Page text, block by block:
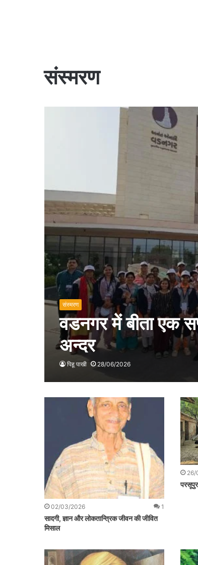
संस्मरण
संस्मरण
वडनगर में बीता एक
अन्दर
पिहू पाखी 28/06/2026
02/03/2026 1
सादगी, ज्ञान और लोकतान्त्रिक जीवन की जीवित
मिसाल
26/